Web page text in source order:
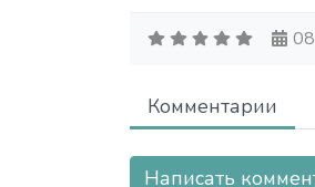
Комментарии
Написать